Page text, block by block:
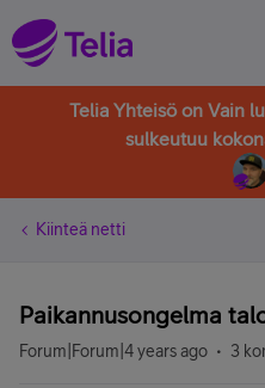
Telia Yhteisö on Vain
sulkeutuu
Kiinteä netti
Paikannusongelma
Forum|Forum|4 years ago 3